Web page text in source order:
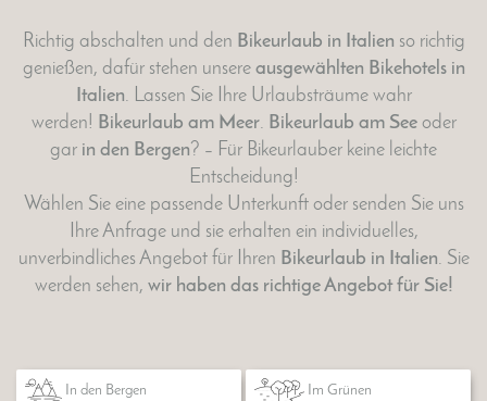
Richtig abschalten und den Bikeurlaub in Italien so richtig
genießen, dafür stehen unsere ausgewählten Bikehotels in
Italien. Lassen Sie Ihre Urlaubsträume wahr
werden! Bikeurlaub am Meer. Bikeurlaub am Seeoder
gar in den Bergen? – Für Bikeurlauber keine leichte
Entscheidung!
Wählen Sie eine passende Unterkunft oder senden Sie uns
Ihre Anfrage und sie erhalten ein individuelles,
unverbindliches Angebot für Ihren Bikeurlaub in Italien. Sie
werden sehen, wir haben das richtige Angebot für Sie!
In den Bergen Im Grünen